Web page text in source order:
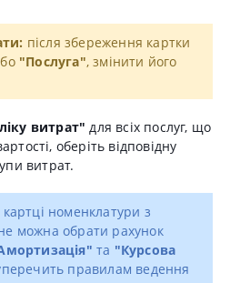
після збереження картки
"Послуга", змінити його
витрат" для всіх послуг, що
оберіть відповідну
витрат.
картці номенклатури з
можна обрати рахунок
та "Курсова
правилам ведення